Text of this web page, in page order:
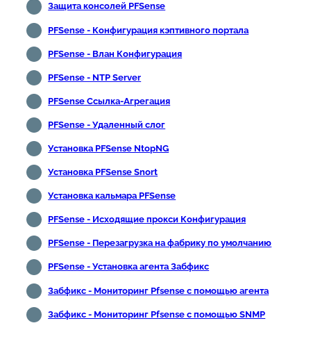
Защита консолей PFSense
PFSense - Конфигурация кэптивного портала
PFSense - Влан Конфигурация
PFSense - NTP Server
PFSense Ссылка-Агрегация
PFSense - Удаленный слог
Установка PFSense NtopNG
Установка PFSense Snort
Установка кальмара PFSense
PFSense - Исходящие прокси Конфигурация
PFSense - Перезагрузка на фабрику по умолчанию
PFSense - Установка агента Забфикс
Забфикс - Мониторинг Pfsense с помощью агента
Забфикс - Мониторинг Pfsense с помощью SNMP